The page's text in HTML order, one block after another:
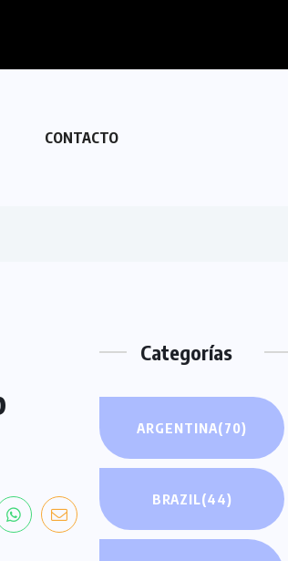
CONTACTO
Categorías
ARGENTINA(70)
BRAZIL(44)